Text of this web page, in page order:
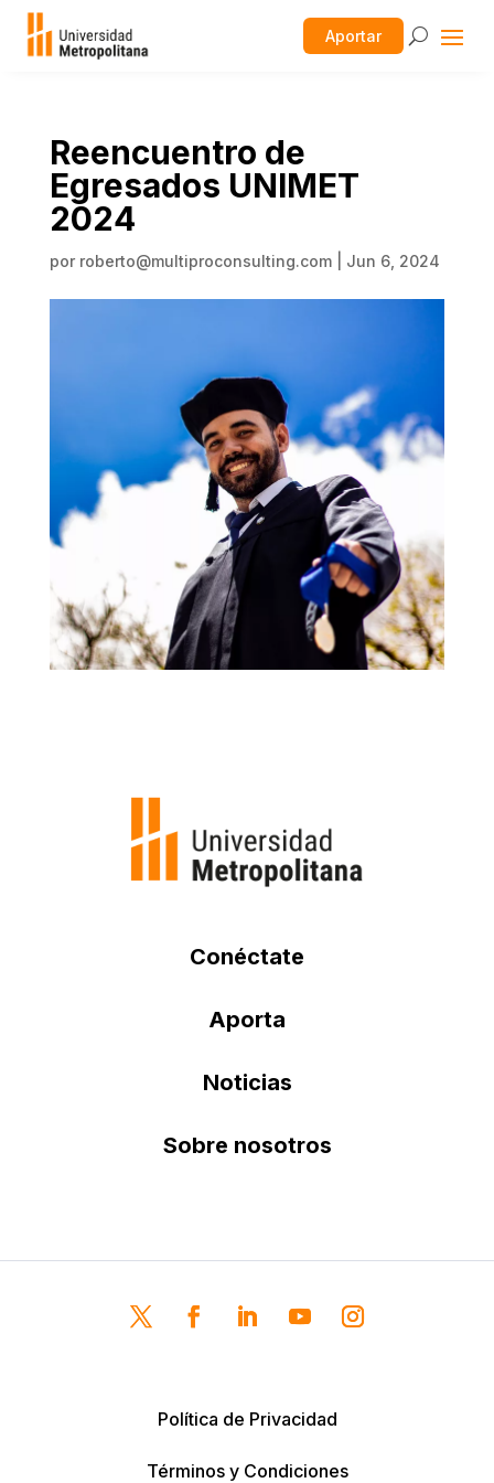
Aportar
Reencuentro de
Egresados UNIMET
2024
por roberto@multiproconsulting.com| Jun 6, 2024
Conéctate
Aporta
Noticias
Sobre nosotros
Política de Privacidad
Términos y Condiciones